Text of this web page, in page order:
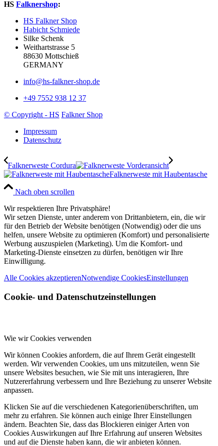
HS Falknershop:
HS Falkner Shop
Habicht Schmiede
Silke Schenk
Weithartstrasse 5
88630 Mottschieß
GERMANY
info@hs-falkner-shop.de
+49 7552 938 12 37
© Copyright - HS Falkner Shop
Impressum
Datenschutz
Falknerweste Cordura
Falknerweste mit Haubentasche
Nach oben scrollen
Wir respektieren Ihre Privatsphäre!
Wir setzen Dienste, unter anderem von Drittanbietern, ein, die wir
für den Betrieb der Website benötigen (Notwendig) oder die uns
helfen, unsere Website zu optimieren (Komfort) und personalisierte
Werbung auszuspielen (Marketing). Um die Komfort- und
Marketing-Dienste einsetzen zu dürfen, benötigen wir Ihre
Einwilligung.
Alle Cookies akzeptierenNotwendige CookiesEinstellungen
Cookie- und Datenschutzeinstellungen
Wie wir Cookies verwenden
Wir können Cookies anfordern, die auf Ihrem Gerät eingestellt
werden. Wir verwenden Cookies, um uns mitzuteilen, wenn Sie
unsere Websites besuchen, wie Sie mit uns interagieren, Ihre
Nutzererfahrung verbessern und Ihre Beziehung zu unserer Website
anpassen.
Klicken Sie auf die verschiedenen Kategorienüberschriften, um
mehr zu erfahren. Sie können auch einige Ihrer Einstellungen
ändern. Beachten Sie, dass das Blockieren einiger Arten von
Cookies Auswirkungen auf Ihre Erfahrung auf unseren Websites
und auf die Dienste haben kann, die wir anbieten können.